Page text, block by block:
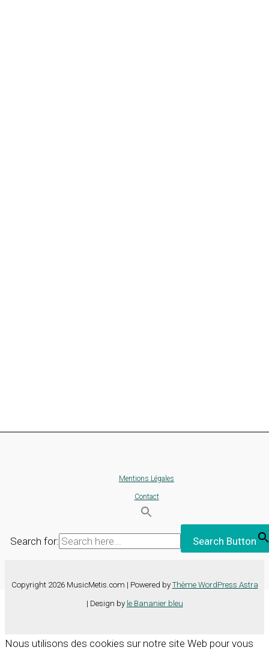
Mentions Légales
Contact
Search for: Search Button
Copyright 2026 MusicMetis.com | Powered by Thème WordPress Astra
| Design by le Bananier bleu
Nous utilisons des cookies sur notre site Web pour vous